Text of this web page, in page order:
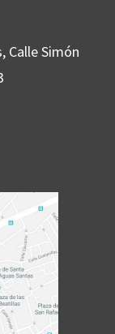
Calle Simón